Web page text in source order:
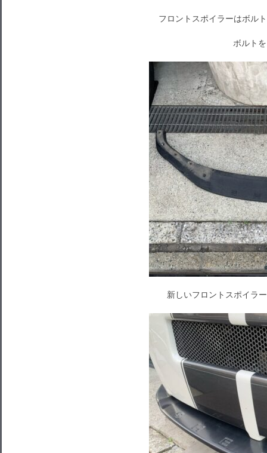
フロントスポイラーはボル
ボルト
新しいフロントスポイラ